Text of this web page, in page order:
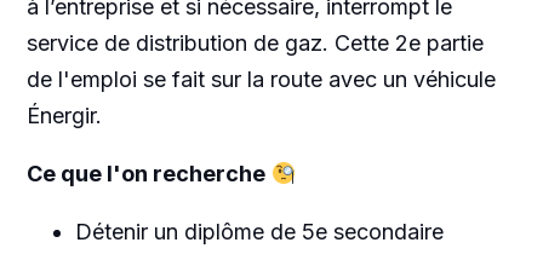
à l’entreprise et si nécessaire, interrompt le
service de distribution de gaz. Cette 2e partie
de l'emploi se fait sur la route avec un véhicule
Énergir.
Ce que l'on recherche
Détenir un diplôme de 5e secondaire